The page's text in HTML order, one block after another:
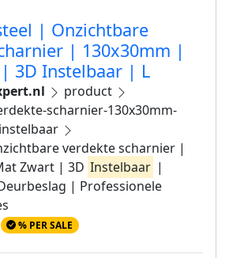
| Onzichtbare
| 130x30mm |
3D Instelbaar | L
product
scharnier-130x30mm-
verdekte scharnier |
Zwart | 3D Instelbaar |
| Professionele
% PER SALE